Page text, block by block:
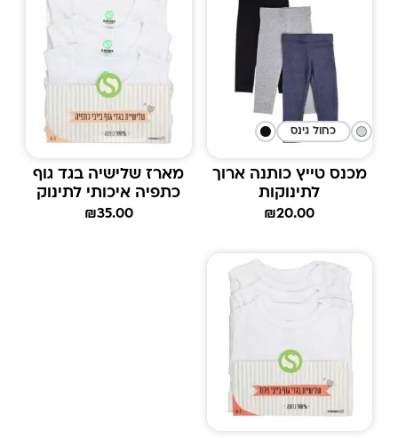
כחול גינס
מכנס טייץ כותנה ארוך
לתינוקות
₪20.00
מארז שלישיה בגד גוף
כתפיה איכותי לתינוק
₪35.00